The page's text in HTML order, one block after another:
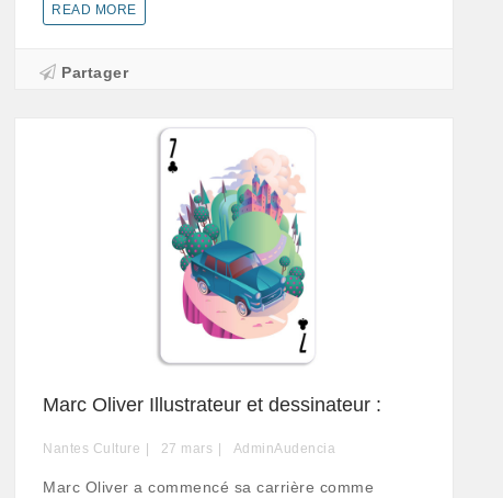
READ MORE
Partager
Marc Oliver Illustrateur et dessinateur :
Nantes Culture 27 mars AdminAudencia
Marc Oliver a commencé sa carrière comme